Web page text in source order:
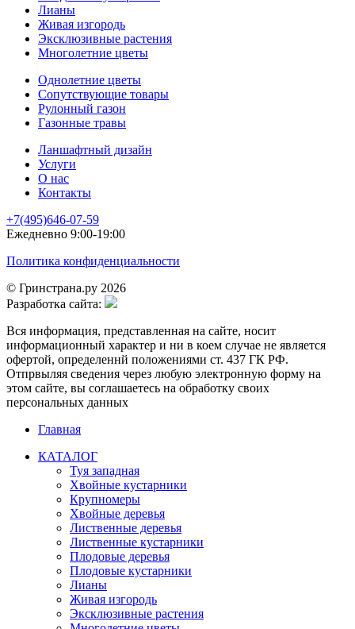
Лианы
Живая изгородь
Эксклюзивные растения
Многолетние цветы
Однолетние цветы
Сопутствующие товары
Рулонный газон
Газонные травы
Ланшафтный дизайн
Услуги
О нас
Контакты
+7(495)646-07-59
Ежедневно 9:00-19:00
Политика конфиденциальности
© Гринстрана.ру 2026
Разработка сайта:
Вся информация, представленная на сайте, носит
информационный характер и ни в коем случае не является
офертой, определеннй положениями ст. 437 ГК РФ.
Отпрвыляя сведения через любую электронную форму на
этом сайте, вы соглашаетесь на обработку своих
персональных данных
Главная
КАТАЛОГ
Туя западная
Хвойные кустарники
Крупномеры
Хвойные деревья
Лиственные деревья
Лиственные кустарники
Плодовые деревья
Плодовые кустарники
Лианы
Живая изгородь
Эксклюзивные растения